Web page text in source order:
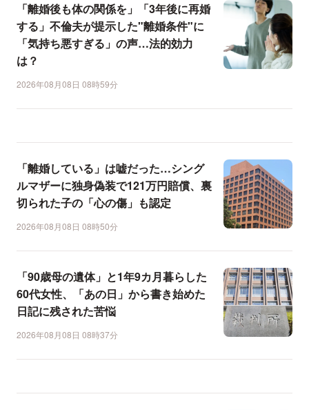
「離婚後も体の関係を」「3年後に再婚
する」不倫夫が提示した"離婚条件"に
「気持ち悪すぎる」の声…法的効力
は？
2026年08月08日 08時59分
「離婚している」は嘘だった…シング
ルマザーに独身偽装で121万円賠償、裏
切られた子の「心の傷」も認定
2026年08月08日 08時50分
「90歳母の遺体」と1年9カ月暮らした
60代女性、「あの日」から書き始めた
日記に残された苦悩
2026年08月08日 08時37分